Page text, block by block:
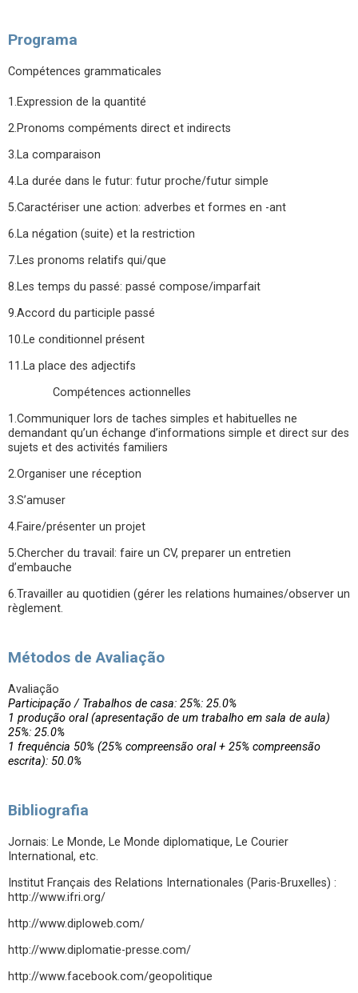
Programa
Compétences grammaticales
1.Expression de la quantité
2.Pronoms compéments direct et indirects
3.La comparaison
4.La durée dans le futur: futur proche/futur simple
5.Caractériser une action: adverbes et formes en -ant
6.La négation (suite) et la restriction
7.Les pronoms relatifs qui/que
8.Les temps du passé: passé compose/imparfait
9.Accord du participle passé
10.Le conditionnel présent
11.La place des adjectifs
Compétences actionnelles
1.Communiquer lors de taches simples et habituelles ne
demandant qu’un échange d’informations simple et direct sur des
sujets et des activités familiers
2.Organiser une réception
3.S’amuser
4.Faire/présenter un projet
5.Chercher du travail: faire un CV, preparer un entretien
d’embauche
6.Travailler au quotidien (gérer les relations humaines/observer un
règlement.
Métodos de Avaliação
Avaliação
Participação / Trabalhos de casa: 25%: 25.0%
1 produção oral (apresentação de um trabalho em sala de aula)
25%: 25.0%
1 frequência 50% (25% compreensão oral + 25% compreensão
escrita): 50.0%
Bibliografia
Jornais: Le Monde, Le Monde diplomatique, Le Courier
International, etc.
Institut Français des Relations Internationales (Paris-Bruxelles) :
http://www.ifri.org/
http://www.diploweb.com/
http://www.diplomatie-presse.com/
http://www.facebook.com/geopolitique